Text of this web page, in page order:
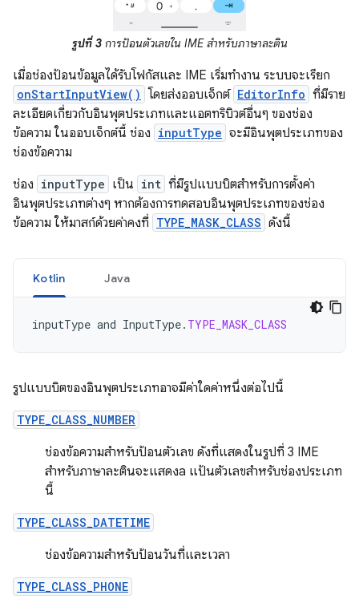
รูปที่ 3การป้อนตัวเลขใน IME สำหรับภาษาละติน
เมื่อช่องป้อนข้อมูลได้รับโฟกัสและ IME เริ่มทำงาน ระบบจะเรียก
onStartInputView() โดยส่งออบเจ็กต์ EditorInfo ที่มีราย
ละเอียดเกี่ยวกับอินพุตประเภทและแอตทริบิวต์อื่นๆ ของช่อง
ข้อความ ในออบเจ็กต์นี้ ช่อง inputType จะมีอินพุตประเภทของ
ช่องข้อความ
ช่อง inputType เป็น int ที่มีรูปแบบบิตสำหรับการตั้งค่า
อินพุตประเภทต่างๆ หากต้องการทดสอบอินพุตประเภทของช่อง
ข้อความ ให้มาสก์ด้วยค่าคงที่ TYPE_MASK_CLASS ดังนี้
Kotlin Java
inputType and InputType. TYPE_MASK_CLASS
รูปแบบบิตของอินพุตประเภทอาจมีค่าใดค่าหนึ่งต่อไปนี้
TYPE_CLASS_NUMBER
ช่องข้อความสำหรับป้อนตัวเลข ดังที่แสดงในรูปที่ 3 IME
สำหรับภาษาละตินจะแสดงa แป้นตัวเลขสำหรับช่องประเภท
นี้
TYPE_CLASS_DATETIME
ช่องข้อความสำหรับป้อนวันที่และเวลา
TYPE_CLASS_PHONE